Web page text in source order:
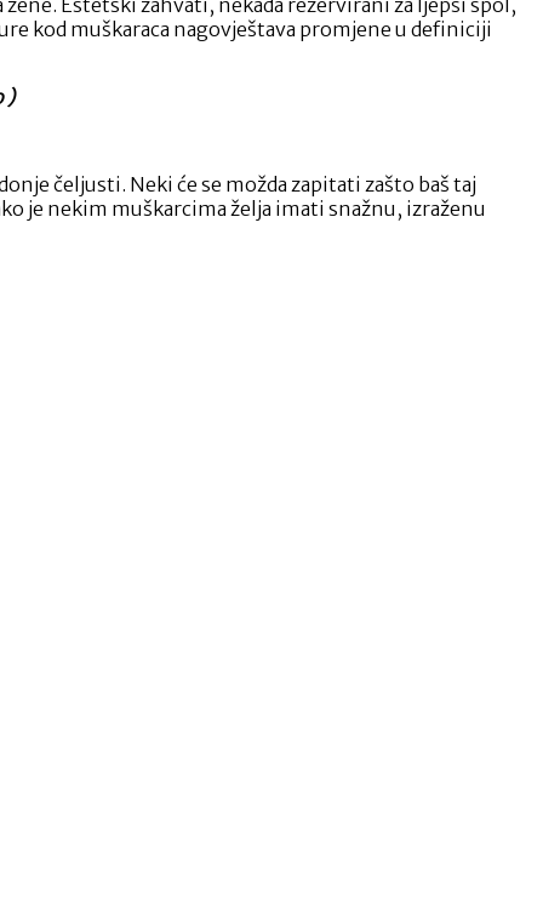
kod muškaraca nagovještava promjene u definiciji
)
čeljusti. Neki će se možda zapitati zašto baš taj
je nekim muškarcima želja imati snažnu, izraženu